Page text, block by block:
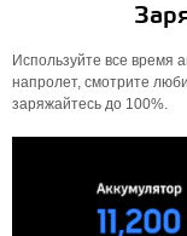
Используйте все время
напролет, смотрите
заряжайтесь до 100%.